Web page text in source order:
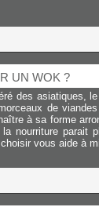
UN WOK ?
des asiatiques,
de
à sa forme
la nourriture
vous aide à